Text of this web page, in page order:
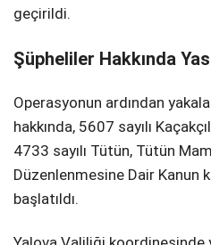
geçirildi.
Şüpheliler Hakkında
Operasyonun ardından
hakkında, 5607 sayılı
4733 sayılı Tütün, Tütün
Düzenlenmesine Dair Kanun
başlatıldı.